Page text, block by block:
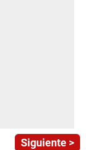
Siguiente >